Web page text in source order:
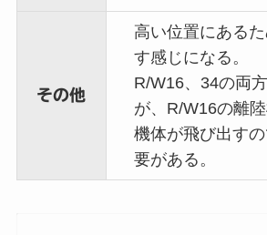
その他
高い位置にある
す感じになる。
R/W16、34の両
が、R/W16の離
機体が飛び出す
要がある。